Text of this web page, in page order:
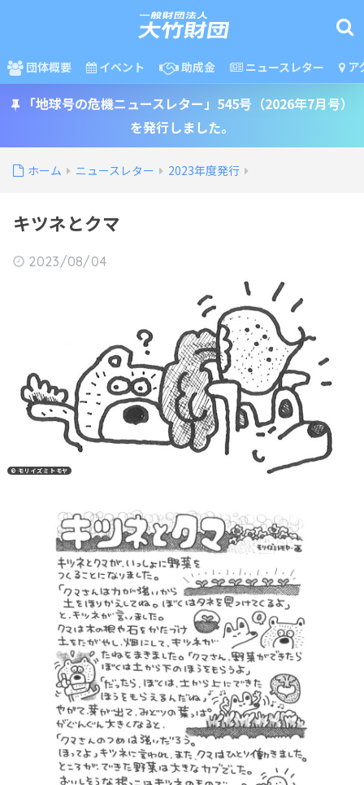
団体概要 イベント 助成金 ニュースレター ア
「地球号の危機ニュースレター」545号（2026年7月号）
を発行しました。
ホーム ニュースレター 2023年度発行
キツネとクマ
2023/08/04
© モリイズミトモヤ